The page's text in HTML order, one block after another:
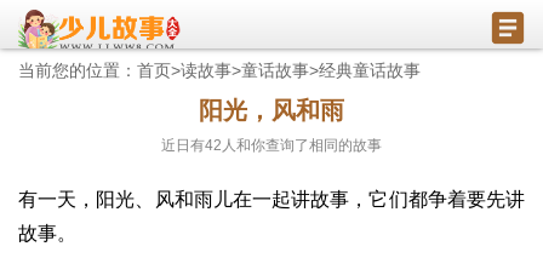
当前您的位置： 首页>读故事>童话故事>经典童话故事
阳光，风和雨
近日有42 人和你查询了相同的故事
有一天，阳光、风和雨儿在一起讲故事，它们都争着要先讲
故事。